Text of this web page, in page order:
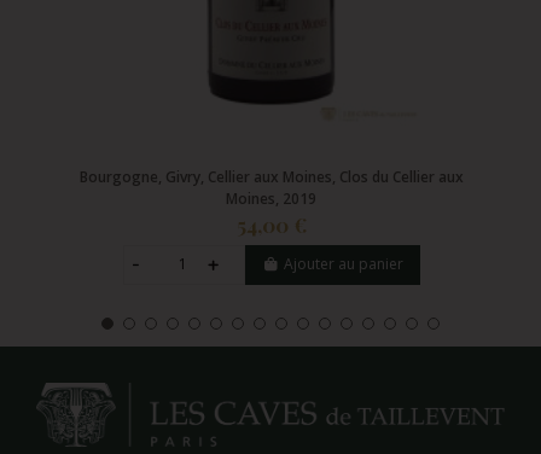
Bourgogne, Givry, Cellier aux Moines, Clos du Cellier aux
Moines, 2019
54,00 €
Ajouter au panier